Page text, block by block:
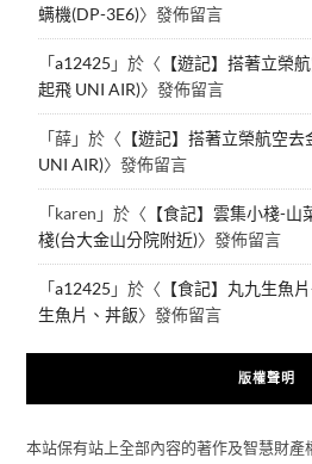
螨機(DP-3E6)〉發佈留言
「a12425 」於〈 【遊記】搭著立榮
起飛 UNI AIR)〉發佈留言
「薛」於〈 【遊記】搭著立榮航空
UNI AIR)〉發佈留言
「 karen 」於〈 【食記】雲集小棧-
棧(台大金山分院附近)〉發佈留言
「a12425 」於〈 【食記】丸九生魚
生魚片、丼飯〉發佈留言
版權聲明
本站保有站上全部內容的著作及智慧財產